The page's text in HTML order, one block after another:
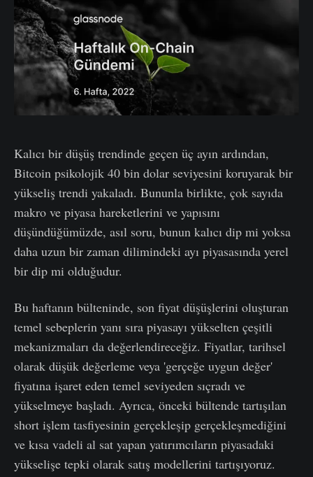
Kalıcı bir düşüş trendinde geçen üç ayın ardından,
Bitcoin psikolojik 40 bin dolar seviyesini koruyarak bir
yükseliş trendi yakaladı. Bununla birlikte, çok sayıda
makro ve piyasa hareketlerini ve yapısını
düşündüğümüzde, asıl soru, bunun kalıcı dip mi yoksa
daha uzun bir zaman dilimindeki ayı piyasasında yerel
bir dip mi olduğudur.
Bu haftanın bülteninde, son fiyat düşüşlerini oluşturan
temel sebeplerin yanı sıra piyasayı yükselten çeşitli
mekanizmaları da değerlendireceğiz. Fiyatlar, tarihsel
olarak düşük değerleme veya 'gerçeğe uygun değer'
fiyatına işaret eden temel seviyeden sıçradı ve
yükselmeye başladı. Ayrıca, önceki bültende tartışılan
short işlem tasfiyesinin gerçekleşip gerçekleşmediğini
ve kısa vadeli al sat yapan yatırımcıların piyasadaki
yükselişe tepki olarak satış modellerini tartışıyoruz.